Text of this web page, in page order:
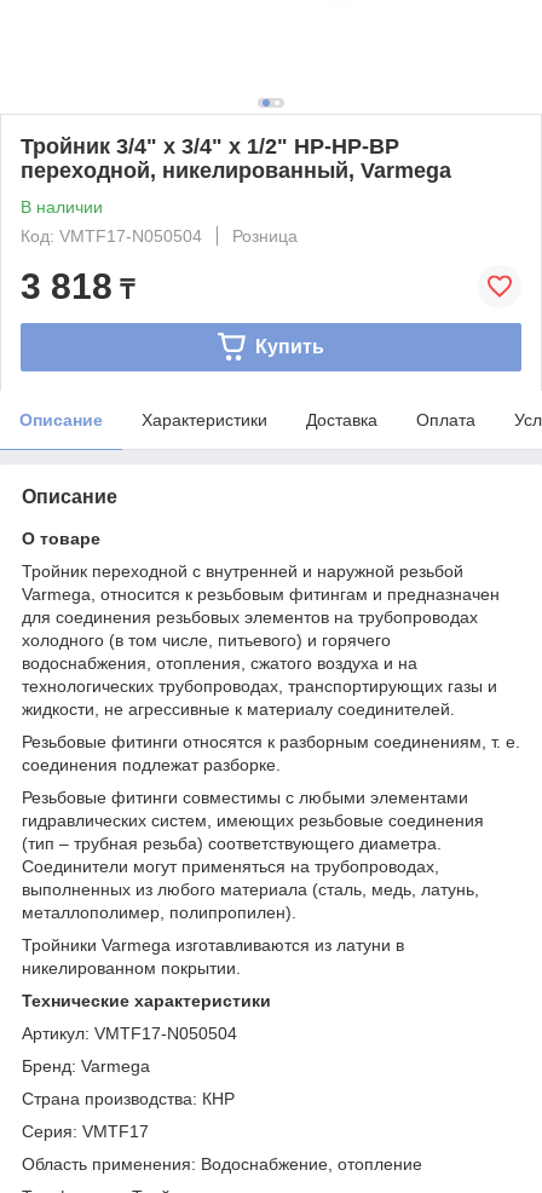
Тройник 3/4" x 3/4" x 1/2" НР-НР-ВР
переходной, никелированный, Varmega
В наличии
Код: VMTF17-N050504
Розница
3 818 ₸
Купить
Описание Характеристики Доставка Оплата
Описание
О товаре
Тройник переходной с внутренней и наружной резьбой
Varmega, относится к резьбовым фитингам и предназначен
для соединения резьбовых элементов на трубопроводах
холодного (в том числе, питьевого) и горячего
водоснабжения, отопления, сжатого воздуха и на
технологических трубопроводах, транспортирующих газы и
жидкости, не агрессивные к материалу соединителей.
Резьбовые фитинги относятся к разборным соединениям, т. е.
соединения подлежат разборке.
Резьбовые фитинги совместимы с любыми элементами
гидравлических систем, имеющих резьбовые соединения
(тип – трубная резьба) соответствующего диаметра.
Соединители могут применяться на трубопроводах,
выполненных из любого материала (сталь, медь, латунь,
металлополимер, полипропилен).
Тройники Varmega изготавливаются из латуни в
никелированном покрытии.
Технические характеристики
Артикул: VMTF17-N050504
Бренд: Varmega
Страна производства: КНР
Серия: VMTF17
Область применения: Водоснабжение, отопление